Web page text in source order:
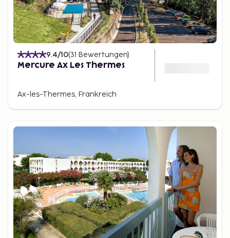
9.4/10(31 Bewertungen)
Mercure Ax Les Thermes
Ax-les-Thermes, Frankreich